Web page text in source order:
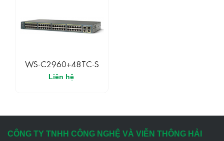
WS-C2960+48TC-S
Liên hệ
CÔNG TY TNHH CÔNG NGHỆ VÀ VIỄN THÔNG HẢI